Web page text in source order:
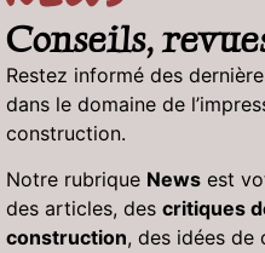
Conseils,
Restez informé des
dans le domaine de
construction.
Notre rubrique News est
des articles, des critiques
construction, des idées de